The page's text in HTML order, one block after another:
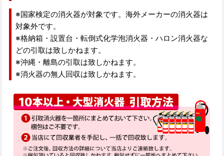
※国家検定の消火器が対象です。海外メーカーの消火器は
対象外です。
※格納箱・設置台・転倒式化学泡消火器・ハロン消火器な
どの引取は致しかねます。
※沖縄・離島の引取は致しかねます。
※消火器の無人回収は致しかねます。